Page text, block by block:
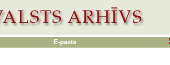
E-pasts